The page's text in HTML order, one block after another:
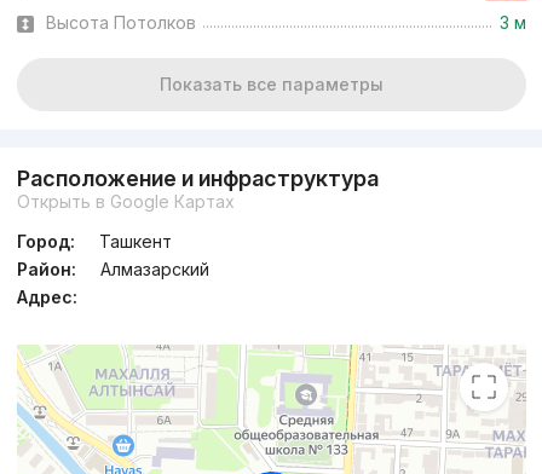
Высота Потолков 3 м
Показать все параметры
Расположение и инфраструктура
Открыть в Google Картах
Город:
Ташкент
Район:
Алмазарский
Адрес: